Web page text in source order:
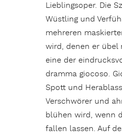
Lieblingsoper. Die
Wüstling und
mehreren
wird, denen er übel
eine der
dramma giocoso.
Spott und
Verschwörer und
blühen wird, wenn
fallen lassen. Auf